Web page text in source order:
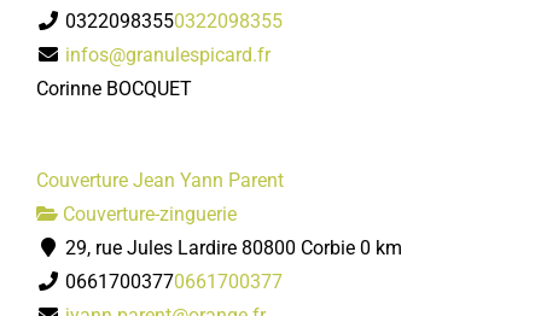
03220983550322098355
infos@granulespicard.fr
Corinne BOCQUET
Couverture Jean Yann Parent
Couverture-zinguerie
29, rue Jules Lardire 80800 Corbie 0 km
06617003770661700377